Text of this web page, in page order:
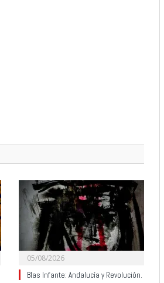
05/08/2026
Blas Infante: Andalucía y Revolución.